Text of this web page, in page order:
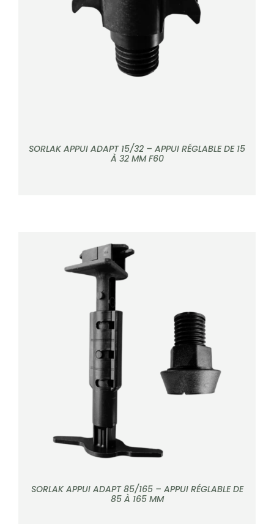
DÉTAILS
SORLAK APPUI ADAPT 15/32 – APPUI RÉGLABLE DE 15
À 32 MM F60
DÉTAILS
SORLAK APPUI ADAPT 85/165 – APPUI RÉGLABLE DE
85 À 165 MM